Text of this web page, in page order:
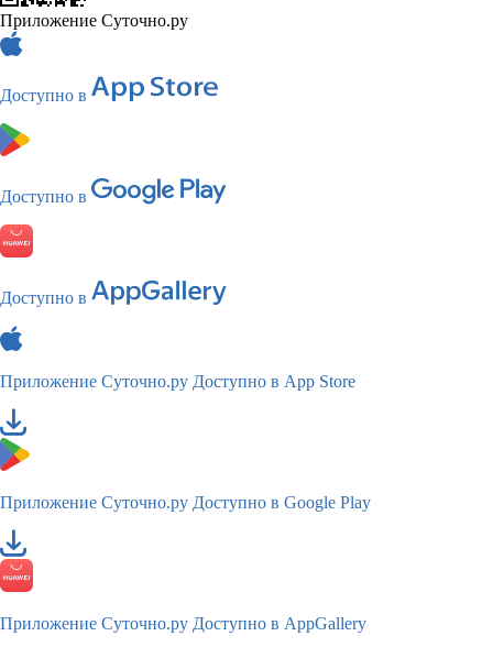
Приложение Суточно.ру
Доступно в
Доступно в
Доступно в
Приложение Суточно.ру Доступно в App Store
Приложение Суточно.ру Доступно в Google Play
Приложение Суточно.ру Доступно в AppGallery